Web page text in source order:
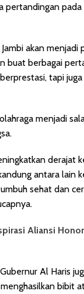
pertandingan
akan
buat berbagai
tapi juga
menjadi
derajat
antara lain
sehat dan
Aliansi
Al Haris
bibit